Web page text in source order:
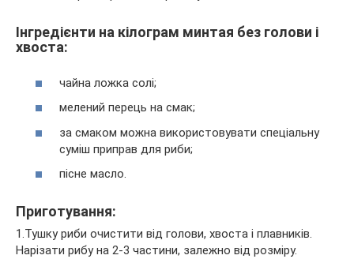
Інгредієнти на кілограм минтая без голови і
хвоста:
чайна ложка солі;
мелений перець на смак;
за смаком можна використовувати спеціальну
суміш приправ для риби;
пісне масло.
Приготування:
1.Тушку риби очистити від голови, хвоста і плавників.
Нарізати рибу на 2-3 частини, залежно від розміру.